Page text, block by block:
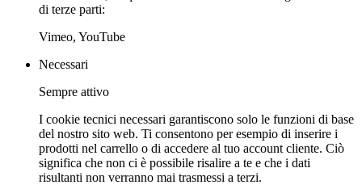
di terze parti:
Vimeo, YouTube
Necessari
Sempre attivo
I cookie tecnici necessari garantiscono solo le funzioni di base
del nostro sito web. Ti consentono per esempio di inserire i
prodotti nel carrello o di accedere al tuo account cliente. Ciò
significa che non ci è possibile risalire a te e che i dati
risultanti non verranno mai trasmessi a terzi.